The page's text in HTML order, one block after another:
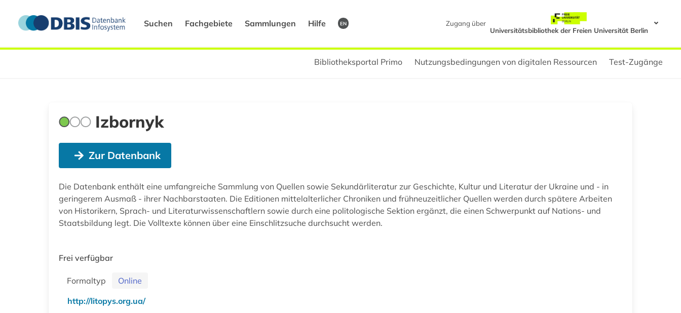
Suchen Fachgebiete Sammlungen Hilfe EN
Zugang über
Universitätsbibliothek der Freien Universität Berlin
Bibliotheksportal Primo Nutzungsbedingungen von digitalen Ressourcen Test-Zugänge
Izbornyk
Zur Datenbank
Die Datenbank enthält eine umfangreiche Sammlung von Quellen sowie Sekundärliteratur zur Geschichte, Kultur und Literatur der Ukraine und - in
geringerem Ausmaß - ihrer Nachbarstaaten. Die Editionen mittelalterlicher Chroniken und frühneuzeitlicher Quellen werden durch spätere Arbeiten
von Historikern, Sprach- und Literaturwissenschaftlern sowie durch eine politologische Sektion ergänzt, die einen Schwerpunkt auf Nations- und
Staatsbildung legt. Die Volltexte können über eine Einschlitzsuche durchsucht werden.
Frei verfügbar
Formaltyp
Online
http://litopys.org.ua/